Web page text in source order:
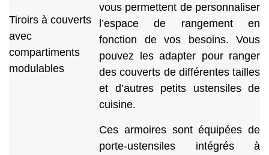
Tiroirs à couverts
avec
compartiments
modulables
vous permettent de personnaliser
l’espace de rangement en
fonction de vos besoins. Vous
pouvez les adapter pour ranger
des couverts de différentes tailles
et d’autres petits ustensiles de
cuisine.
Ces armoires sont équipées de
porte-ustensiles intégrés à